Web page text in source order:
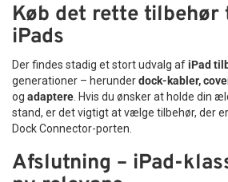
Køb det rette
iPads
Der findes stadig et stort udvalg afiPad
generationer – herunderdock-kabler,
og adaptere . Hvis du ønsker at holde din
stand, er det vigtigt at vælge tilbehør, der
Dock Connector-porten.
Afslutning – iPad-